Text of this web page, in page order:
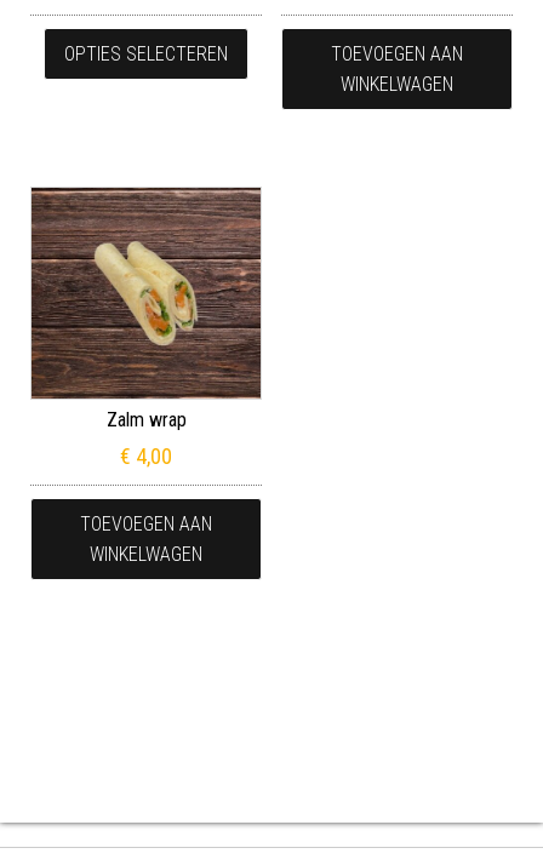
OPTIES SELECTEREN
Dit product heeft meerdere
TOEVOEGEN AAN
WINKELWAGEN
Zalm wrap
€ 4,00
TOEVOEGEN AAN
WINKELWAGEN